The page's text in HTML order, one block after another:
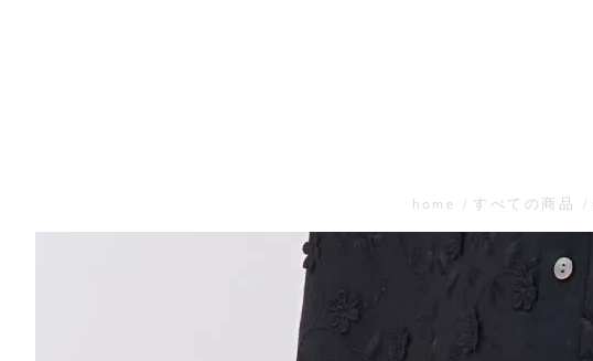
home すべての商品